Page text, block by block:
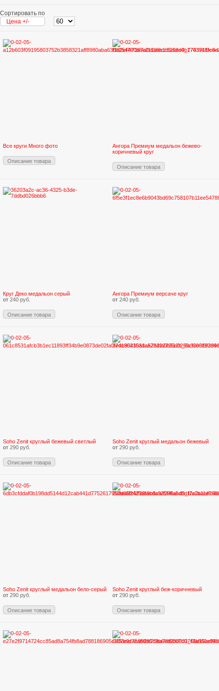
Сортировать по
Цена +/-
Все круги Много фото
Описание товара
Ангора Премиум медальон бежево-
коричневый круг
Описание товара
Круг Деко медальон серый
от 240 руб.
Описание товара
Ангора Премиум версаче круг
от 240 руб.
Описание товара
Soho Zenit круглый бежевый светлый
от 290 руб.
Описание товара
Soho Zenit круглый медальон бежевый
от 290 руб.
Описание товара
Soho Zenit круглый медальон бело-серый
от 290 руб.
Описание товара
Soho Zenit круглый беж-коричневый
от 290 руб.
Описание товара